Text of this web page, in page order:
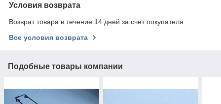
Условия возврата
Возврат товара в течение 14 дней за счет покупателя
Все условия возврата
Подобные товары компании